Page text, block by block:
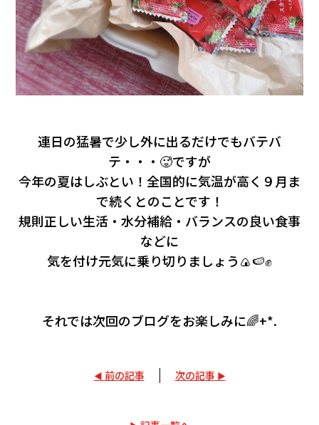
連日の猛暑で少し外に出るだけでもバテバ
テ・・・🥵ですが
今年の夏はしぶとい！全国的に気温が高く９月ま
で続くとのことです！
規則正しい生活・水分補給・バランスの良い食事
などに
気を付け元気に乗り切りましょう🍙🍉✊
それでは次回のブログをお楽しみに🌈+*.
前の記事 次の記事